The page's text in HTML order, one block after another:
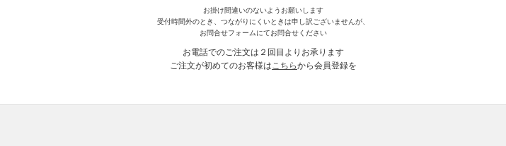
お掛け間違いのないようお願いします
受付時間外のとき、つながりにくいときは申し訳ございませんが、
お問合せフォームにてお問合せください
お電話でのご注文は２回目よりお承ります
ご注文が初めてのお客様はこちらから会員登録を